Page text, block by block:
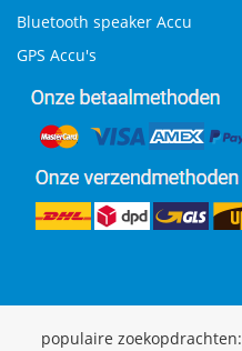
Bluetooth speaker Accu
GPS Accu's
populaire zoekopdrachten: